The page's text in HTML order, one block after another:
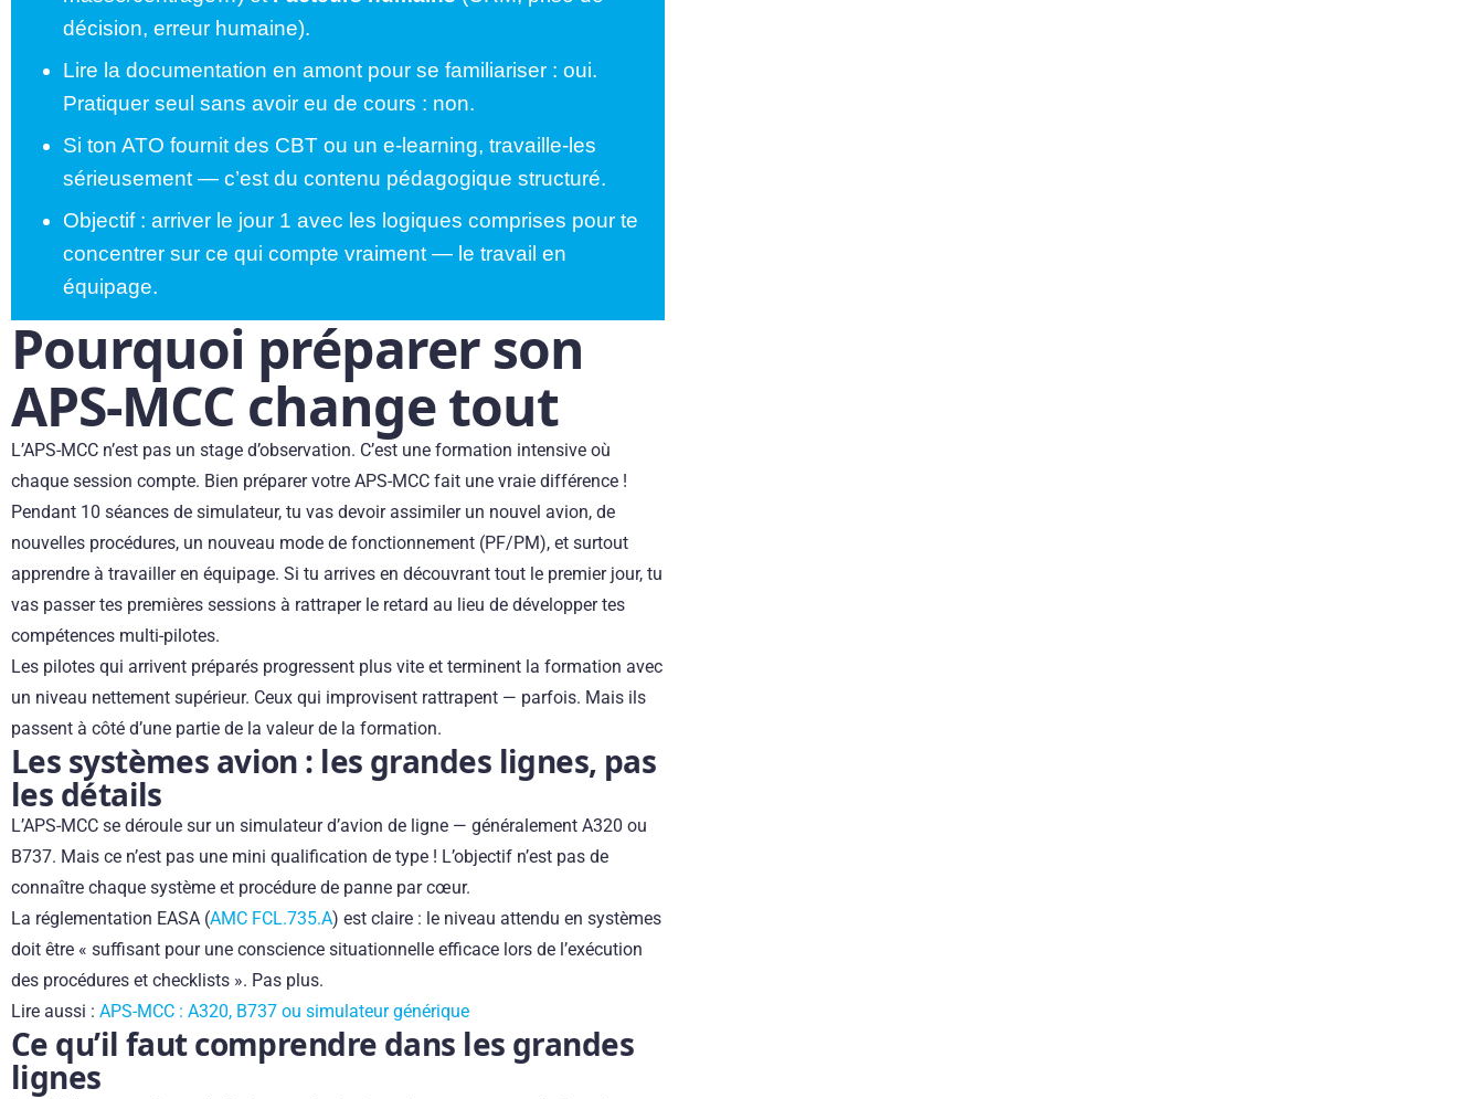
décision, erreur humaine).
Lire la documentation en amont pour se familiariser : oui.
Pratiquer seul sans avoir eu de cours : non.
Si ton ATO fournit des CBT ou un e-learning, travaille-les
sérieusement — c’est du contenu pédagogique structuré.
Objectif : arriver le jour 1 avec les logiques comprises pour te
concentrer sur ce qui compte vraiment — le travail en
équipage.
Pourquoi préparer son
APS-MCC change tout
L’APS-MCC n’est pas un stage d’observation. C’est une formation intensive où
chaque session compte. Bien préparer votre APS-MCC fait une vraie différence !
Pendant 10 séances de simulateur, tu vas devoir assimiler un nouvel avion, de
nouvelles procédures, un nouveau mode de fonctionnement (PF/PM), et surtout
apprendre à travailler en équipage. Si tu arrives en découvrant tout le premier jour, tu
vas passer tes premières sessions à rattraper le retard au lieu de développer tes
compétences multi-pilotes.
Les pilotes qui arrivent préparés progressent plus vite et terminent la formation avec
un niveau nettement supérieur. Ceux qui improvisent rattrapent — parfois. Mais ils
passent à côté d’une partie de la valeur de la formation.
Les systèmes avion : les grandes lignes, pas
les détails
L’APS-MCC se déroule sur un simulateur d’avion de ligne — généralement A320 ou
B737. Mais ce n’est pas une mini qualification de type ! L’objectif n’est pas de
connaître chaque système et procédure de panne par cœur.
La réglementation EASA (AMC FCL.735.A) est claire : le niveau attendu en systèmes
doit être « suffisant pour une conscience situationnelle efficace lors de l’exécution
des procédures et checklists ». Pas plus.
Lire aussi : APS-MCC : A320, B737 ou simulateur générique
Ce qu’il faut comprendre dans les grandes
lignes